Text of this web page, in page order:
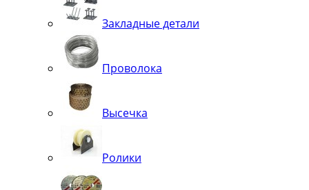
Закладные детали
Проволока
Высечка
Ролики